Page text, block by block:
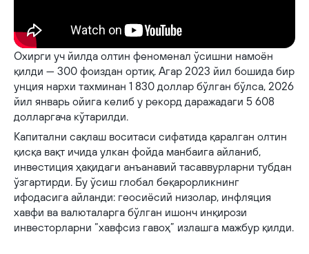
Охирги уч йилда олтин феноменал ўсишни намоён
қилди — 300 фоиздан ортиқ. Агар 2023 йил бошида бир
унция нархи тахминан 1 830 доллар бўлган бўлса, 2026
йил январь ойига келиб у рекорд даражадаги 5 608
долларгача кўтарилди.
Капитални сақлаш воситаси сифатида қаралган олтин
қисқа вақт ичида улкан фойда манбаига айланиб,
инвестиция ҳақидаги анъанавий тасаввурларни тубдан
ўзгартирди. Бу ўсиш глобал беқарорликнинг
ифодасига айланди: геосиёсий низолар, инфляция
хавфи ва валюталарга бўлган ишонч инқирози
инвесторларни “хавфсиз гавоҳ” излашга мажбур қилди.